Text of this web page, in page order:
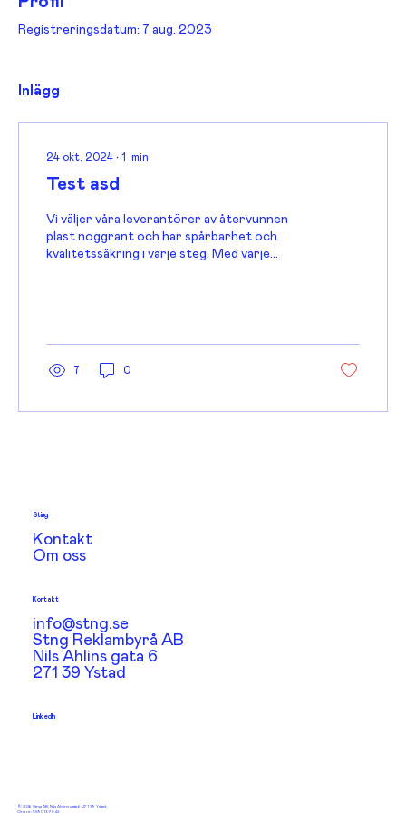
Registreringsdatum: 7 aug. 2023
Inlägg
24 okt. 2024 ∙ 1 min
Test asd
Vi väljer våra leverantörer av återvunnen
plast noggrant och har spårbarhet och
kvalitetssäkring i varje steg. Med varje
7 0
Sting
Kontakt
Om oss
Kontakt
info@stng.se
Stng Reklambyrå AB
Nils Ahlins gata 6
271 39 Ystad
LinkedIn
​© 2026 Stng AB, Nils Ahlins gata 6, 271 39 Ystad.
Org nr: 559013-7542